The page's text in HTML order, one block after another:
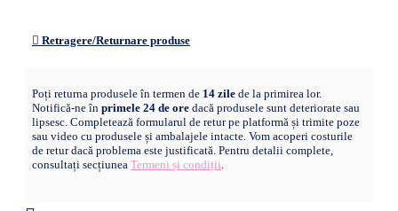
Retragere/Returnare produse
Poți returna produsele în termen de 14 zile de la primirea lor.
Notifică-ne în primele 24 de ore dacă produsele sunt deteriorate sau
lipsesc. Completează formularul de retur pe platformă și trimite poze
sau video cu produsele și ambalajele intacte. Vom acoperi costurile
de retur dacă problema este justificată. Pentru detalii complete,
consultați secțiunea Termeni și condiții.